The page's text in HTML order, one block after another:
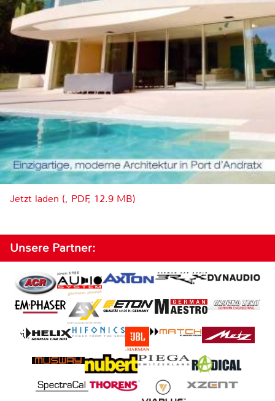
Jetzt laden (, PDF, 12.9 MB)
Unsere Partner: